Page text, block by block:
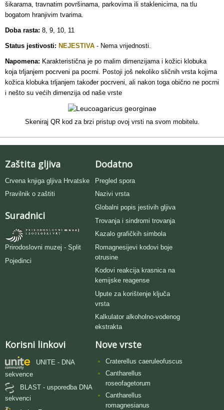
šikarama, travnatim površinama, parkovima ili staklenicima, na tlu
bogatom hranjivim tvarima.
Doba rasta: 8, 9, 10, 11
Status jestivosti: NEJESTIVA - Nema vrijednosti.
Napomena: Karakteristična je po malim dimenzijama i kožici klobuka
koja trljanjem pocrveni pa pocrni. Postoji još nekoliko sličnih vrsta kojima
kožica klobuka trljanjem također pocrveni, ali nakon toga obično ne pocrni
i nešto su većih dimenzija od naše vrste
Skeniraj QR kod za brzi pristup ovoj vrsti na svom mobitelu.
Zaštita gljiva
Crvena knjiga gljiva Hrvatske
Pravilnik o zaštiti
Suradnici
Prirodoslovni muzej - Split
Pojedinci
Dodatno
Pregled spora
Nazivi vrsta
Globalni popis jestivih gljiva
Trovanja i sindromi trovanja
Kazalo grafičkih simbola
Romagnesijevi kodovi boje
otrusine
Kodovi reakcija krasnica na
kemijske reagense
Upute za korištenje ključa
vrsta
Kalkulator alkoholno-vodenog
ekstrakta
Korisni linkovi
UNITE - DNA
sekvence
BLAST - usporedba DNA
sekvenci
Nove vrste
Craterellus caeruleofuscus
Cantharellus
roseofagetorum
Cantharellus
romagnesianus